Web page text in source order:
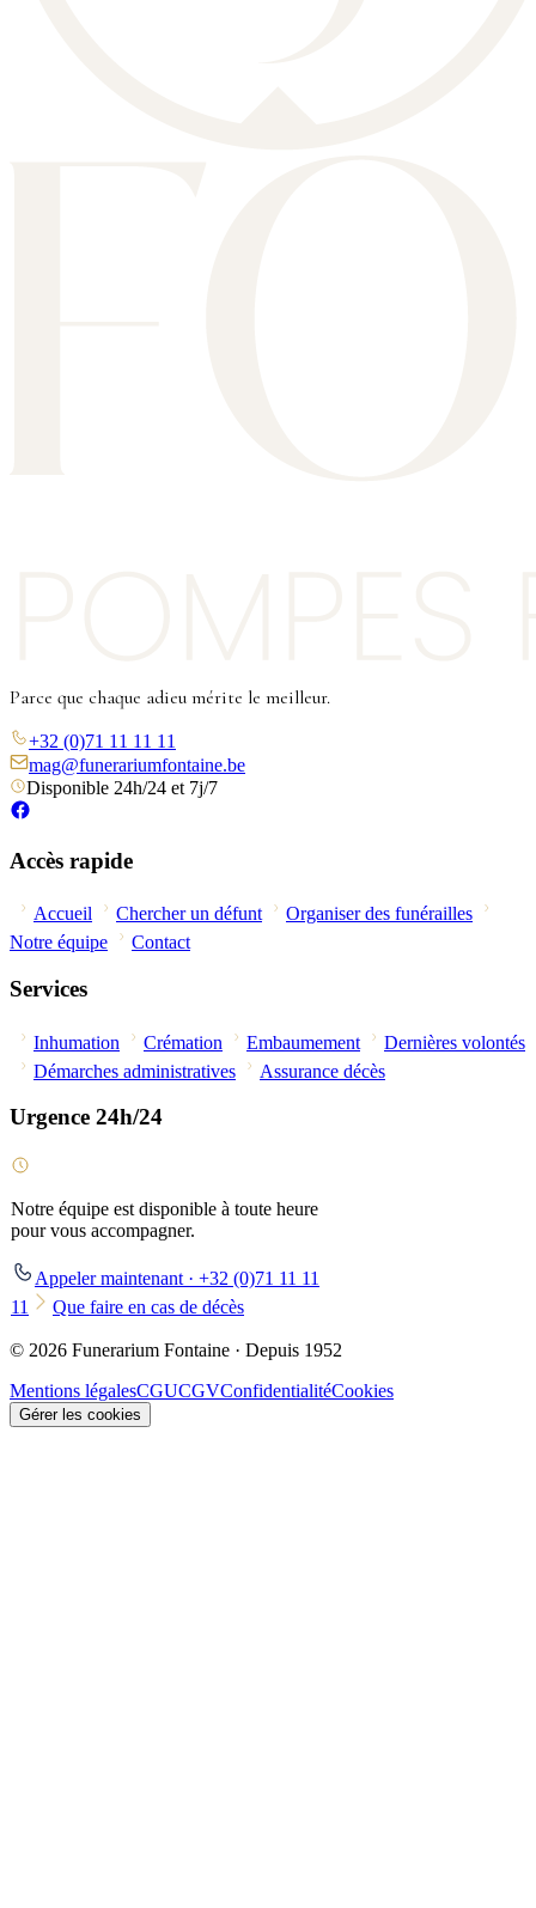
Parce que chaque adieu mérite le meilleur.
+32 (0)71 11 11 11
mag@funerariumfontaine.be
Disponible 24h/24 et 7j/7
Accès rapide
Accueil Chercher un défunt
Organiser des funérailles
Notre équipe
Contact
Services
Inhumation Crémation Embaumement
Dernières volontés
Démarches administratives
Assurance décès
Urgence 24h/24
Notre équipe est disponible à toute heure
pour vous accompagner.
Appeler maintenant · +32 (0)71 11 11
11
Que faire en cas de décès
© 2026 Funerarium Fontaine · Depuis 1952
Mentions légalesCGUCGVConfidentialitéCookies
Gérer les cookies